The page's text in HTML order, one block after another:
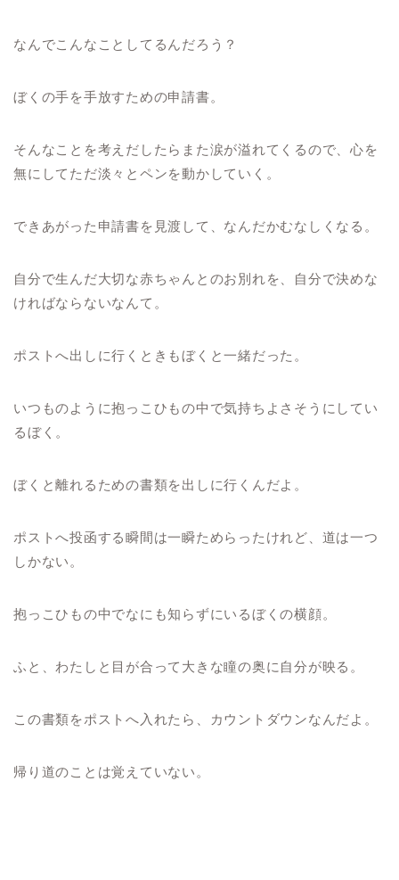
なんでこんなことしてるんだろう？
ぼくの手を手放すための申請書。
そんなことを考えだしたらまた涙が溢れてくるので、心を
無にしてただ淡々とペンを動かしていく。
できあがった申請書を見渡して、なんだかむなしくなる。
自分で生んだ大切な赤ちゃんとのお別れを、自分で決めな
ければならないなんて。
ポストへ出しに行くときもぼくと一緒だった。
いつものように抱っこひもの中で気持ちよさそうにしてい
るぼく。
ぼくと離れるための書類を出しに行くんだよ。
ポストへ投函する瞬間は一瞬ためらったけれど、道は一つ
しかない。
抱っこひもの中でなにも知らずにいるぼくの横顔。
ふと、わたしと目が合って大きな瞳の奥に自分が映る。
この書類をポストへ入れたら、カウントダウンなんだよ。
帰り道のことは覚えていない。